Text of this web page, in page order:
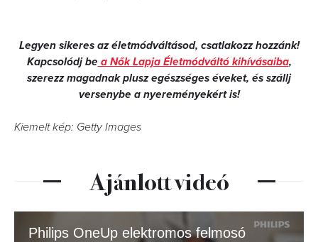
Legyen sikeres az életmódváltásod, csatlakozz hozzánk!
Kapcsolódj be a Nők Lapja Életmódváltó kihívásaiba,
szerezz magadnak plusz egészséges éveket, és szállj
versenybe a nyereményekért is!
Kiemelt kép: Getty Images
Ajánlott videó
Philips OneUp elektromos felmosó